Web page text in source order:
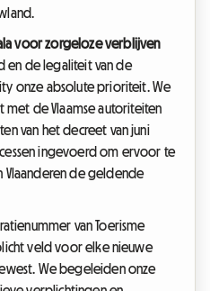
voor zorgeloze verblijven
en de legaliteit van de
onze absolute prioriteit. We
met de Vlaamse autoriteiten
van het decreet van juni
ingevoerd om ervoor te
Vlaanderen de geldende
van Toerisme
veld voor elke nieuwe
We begeleiden onze